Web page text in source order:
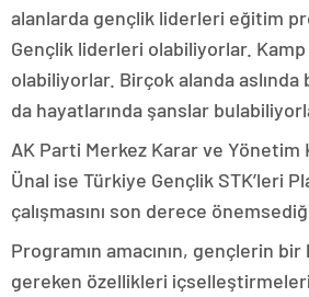
alanlarda gençlik liderleri eğitim
Gençlik liderleri olabiliyorlar.
olabiliyorlar. Birçok alanda
da hayatlarında şanslar
AK Parti Merkez Karar ve Yönetim
Ünal ise Türkiye Gençlik STK’leri
çalışmasını son derece
Programın amacının, gençlerin
gereken özellikleri